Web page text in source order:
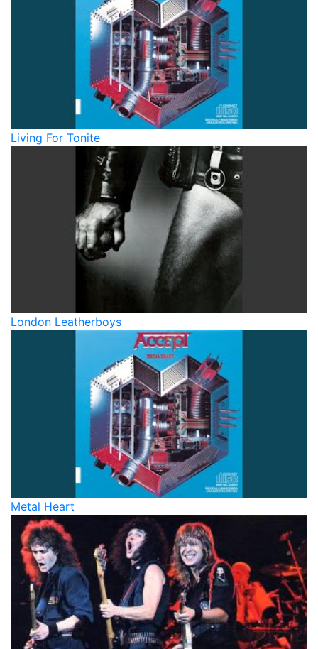
Living For Tonite
London Leatherboys
Metal Heart